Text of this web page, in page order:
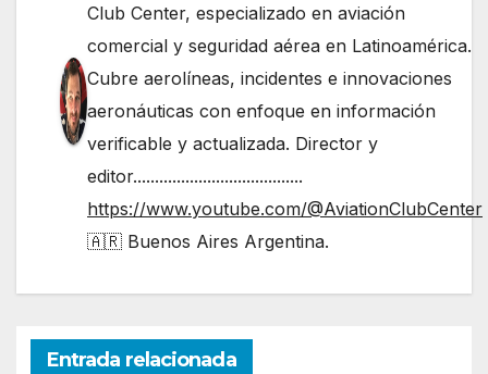
Club Center, especializado en aviación
comercial y seguridad aérea en Latinoamérica.
Cubre aerolíneas, incidentes e innovaciones
aeronáuticas con enfoque en información
verificable y actualizada. Director y
editor.......................................
https://www.youtube.com/@AviationClubCenter
🇦🇷 Buenos Aires Argentina.
Entrada relacionada